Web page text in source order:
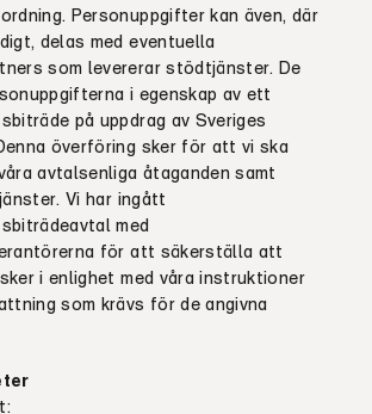
. Personuppgifterkan även, där
, delas med eventuella
som levererar stödtjänster.De
i egenskap av ett
på uppdrag av Sveriges
överföring sker för att vi ska
avtalsenliga åtaganden samt
Vi har ingått
med
för att säkerställa att
i enlighet med våra instruktioner
som krävs för de angivna